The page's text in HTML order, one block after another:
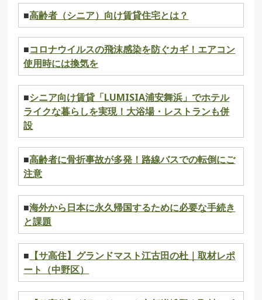
■高齢者（シニア）向け賃貸住宅とは？
■コロナウイルスの飛沫感染を防ぐカギ！エアコン
使用時には換気を
■シニア向け賃貸「LUMISIA浦安舞浜」でホテル
ライクな暮らしを実現！大浴場・レストランも併
設
■高齢者に骨折事故が多発！路線バスでの転倒にご
注意
■海外から日本に永久帰国するために必要な手続き
と課題
■ 【サ高住】グランドマスト江古田の杜｜取材レポ
ート（中野区）